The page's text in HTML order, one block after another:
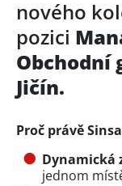
nového
pozici
Obchodní
Jičín.
Proč právě
Dynamická
jednom